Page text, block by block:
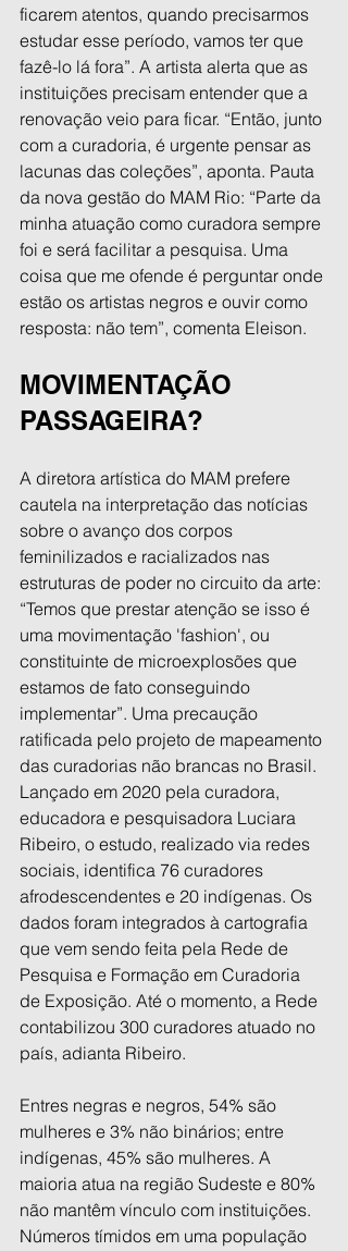
ficarem atentos, quando precisarmos
estudar esse período, vamos ter que
fazê-lo lá fora”. A artista alerta que as
instituições precisam entender que a
renovação veio para ficar. “Então, junto
com a curadoria, é urgente pensar as
lacunas das coleções”, aponta. Pauta
da nova gestão do MAM Rio: “Parte da
minha atuação como curadora sempre
foi e será facilitar a pesquisa. Uma
coisa que me ofende é perguntar onde
estão os artistas negros e ouvir como
resposta: não tem”, comenta Eleison.
MOVIMENTAÇÃO
PASSAGEIRA?
A diretora artística do MAM prefere
cautela na interpretação das notícias
sobre o avanço dos corpos
feminilizados e racializados nas
estruturas de poder no circuito da arte:
“Temos que prestar atenção se isso é
uma movimentação 'fashion', ou
constituinte de microexplosões que
estamos de fato conseguindo
implementar”. Uma precaução
ratificada pelo projeto de mapeamento
das curadorias não brancas no Brasil.
Lançado em 2020 pela curadora,
educadora e pesquisadora Luciara
Ribeiro, o estudo, realizado via redes
sociais, identifica 76 curadores
afrodescendentes e 20 indígenas. Os
dados foram integrados à cartografia
que vem sendo feita pela Rede de
Pesquisa e Formação em Curadoria
de Exposição. Até o momento, a Rede
contabilizou 300 curadores atuado no
país, adianta Ribeiro.
Entres negras e negros, 54% são
mulheres e 3% não binários; entre
indígenas, 45% são mulheres. A
maioria atua na região Sudeste e 80%
não mantêm vínculo com instituições.
Números tímidos em uma população